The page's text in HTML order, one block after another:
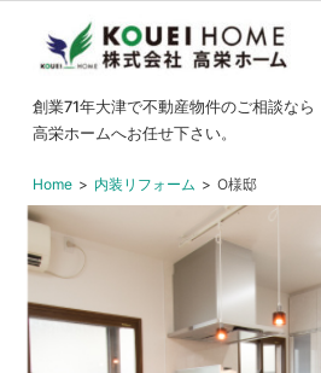
大
津
の
不
動
中
創業71年大津で不動産物件のご相談なら
高栄ホームへお任せ下さい。
Home 内装リフォーム O様邸